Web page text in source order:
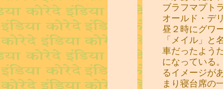
ブラフマプト
オールド・デ
昼２時にグワ
「メイル」と
車だったよう
になっている
るイメージが
まり寝台席の